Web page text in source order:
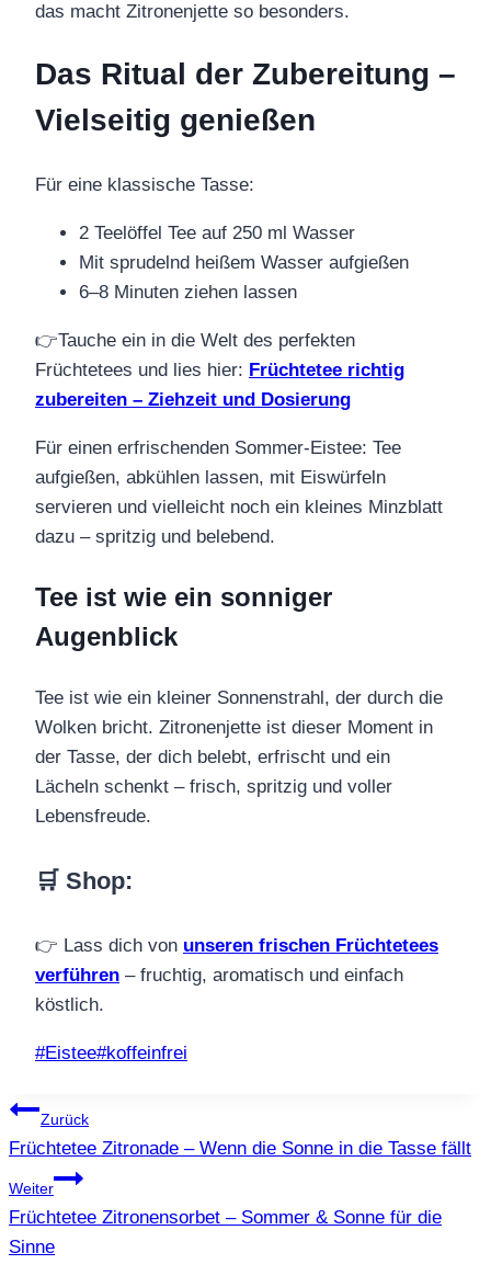
das macht Zitronenjette so besonders.
Das Ritual der Zubereitung –
Vielseitig genießen
Für eine klassische Tasse:
2 Teelöffel Tee auf 250 ml Wasser
Mit sprudelnd heißem Wasser aufgießen
6–8 Minuten ziehen lassen
👉Tauche ein in die Welt des perfekten
Früchtetees und lies hier: Früchtetee richtig
zubereiten – Ziehzeit und Dosierung
Für einen erfrischenden Sommer-Eistee: Tee
aufgießen, abkühlen lassen, mit Eiswürfeln
servieren und vielleicht noch ein kleines Minzblatt
dazu – spritzig und belebend.
Tee ist wie ein sonniger
Augenblick
Tee ist wie ein kleiner Sonnenstrahl, der durch die
Wolken bricht. Zitronenjette ist dieser Moment in
der Tasse, der dich belebt, erfrischt und ein
Lächeln schenkt – frisch, spritzig und voller
Lebensfreude.
🛒 Shop:
👉 Lass dich von unseren frischen Früchtetees
verführen – fruchtig, aromatisch und einfach
köstlich.
Schlagworte:
#Eistee#koffeinfrei
Beitragsnavigation
Zurück
Früchtetee Zitronade – Wenn die Sonne in die Tasse fällt
Weiter
Früchtetee Zitronensorbet – Sommer & Sonne für die
Sinne